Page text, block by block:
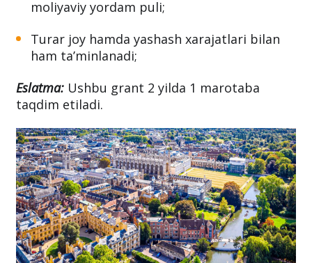
Grant quyidagilarni o‘z ichiga oladi:
£30,000~ $41 220 AQSHdollar miqdorda
moliyaviy yordam puli;
Turar joy hamda yashash xarajatlari bilan
ham ta’minlanadi;
Eslatma:Ushbu grant 2 yilda 1 marotaba
taqdim etiladi.